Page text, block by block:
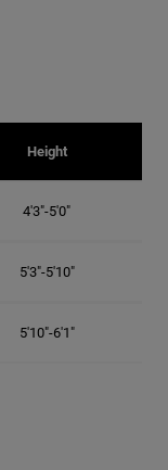
Height
4'3"-5'0"
5'3"-5'10"
5'10"-6'1"